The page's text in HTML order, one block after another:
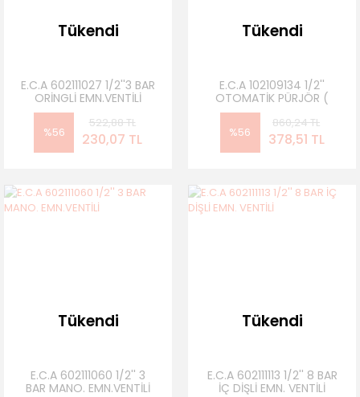
Tükendi
E.C.A 602111027 1/2''3 BAR
ORİNGLİ EMN.VENTİLİ
%56
522,88 TL
230,07 TL
Tükendi
E.C.A 102109134 1/2''
OTOMATİK PÜRJÖR (
CEKVALFLİ)
%56
860,24 TL
378,51 TL
Tükendi
E.C.A 602111060 1/2'' 3
BAR MANO. EMN.VENTİLİ
Tükendi
E.C.A 602111113 1/2'' 8 BAR
İÇ DİŞLİ EMN. VENTİLİ